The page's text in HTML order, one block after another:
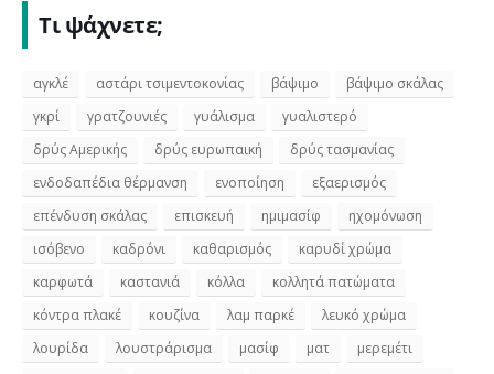
Τι ψάχνετε;
αγκλέ αστάρι τσιμεντοκονίας βάψιμο
βάψιμο σκάλας
γκρί
γρατζουνιές γυάλισμα
γυαλιστερό
δρύς Αμερικής
δρύς ευρωπαική
δρύς τασμανίας
ενδοδαπέδια θέρμανση
ενοποίηση
εξαερισμός
επένδυση σκάλας
επισκευή ημιμασίφ
ηχομόνωση
ισόβενο
καδρόνι καθαρισμός
καρυδί χρώμα
καρφωτά
καστανιά κόλλα
κολλητά πατώματα
κόντρα πλακέ
κουζίνα λαμ παρκέ
λευκό χρώμα
λουρίδα
λουστράρισμα μασίφ ματ
μερεμέτι